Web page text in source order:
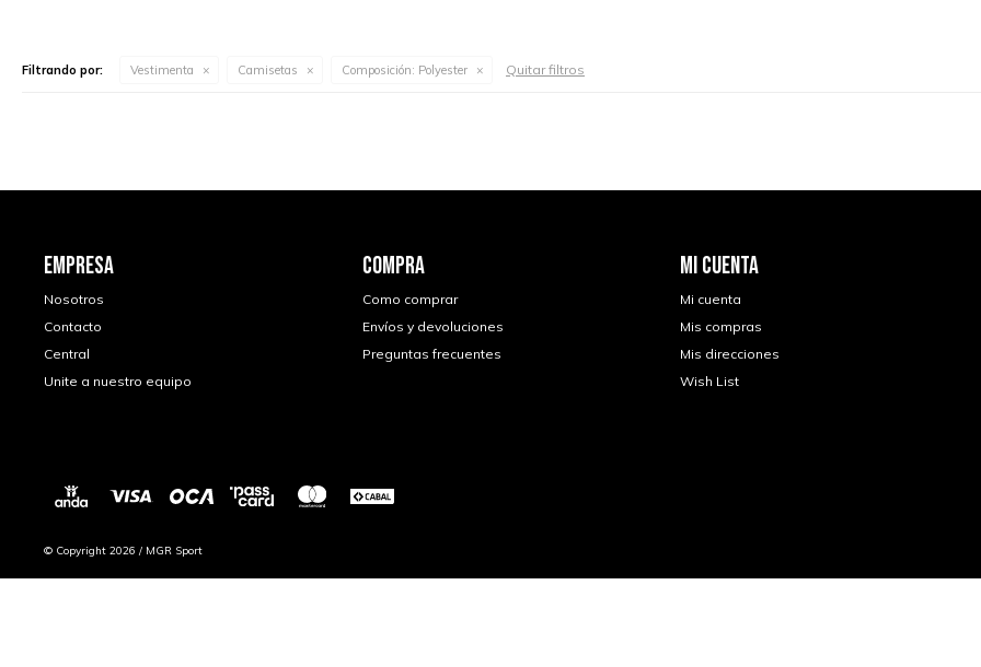
Filtrando por: Vestimenta Camisetas Composición: Polyester Quitar filtros
EMPRESA
Nosotros
Contacto
Central
Unite a nuestro equipo
COMPRA
Como comprar
Envíos y devoluciones
Preguntas frecuentes
MI CUENTA
Mi cuenta
Mis compras
Mis direcciones
Wish List
© Copyright 2026 / MGR Sport